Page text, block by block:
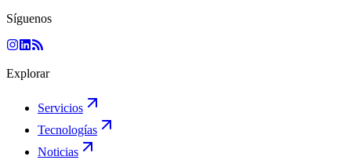
Síguenos
Explorar
Servicios
Tecnologías
Noticias